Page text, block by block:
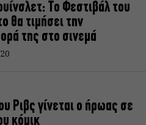
Το Φεστιβάλ του
θα τιμήσει την
της στο σινεμά
Ριβς γίνεται ο ήρωας σε
κόμικ